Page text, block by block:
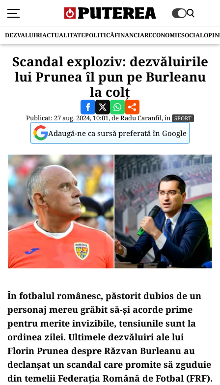
DEZVALUIRIACTUALITATEPOLITICĂFINANCIARECONOMIESOCIAL
Scandal exploziv: dezvăluirile
lui Prunea îl pun pe Burleanu
la colț
Publicat: 27 aug. 2024, 10:01, deRadu Caranfil, în SPORT
Adaugă-ne ca sursă preferată în Google
În fotbalul românesc, păstorit dubios de un
personaj mereu grăbit să-și acorde prime
pentru merite invizibile, tensiunile sunt la
ordinea zilei. Ultimele dezvăluiri ale lui
Florin Prunea despre Răzvan Burleanu au
declanșat un scandal care promite să zguduie
din temelii Federația Română de Fotbal (FRF).